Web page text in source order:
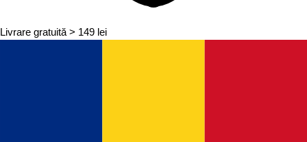
Livrare gratuită > 149 lei